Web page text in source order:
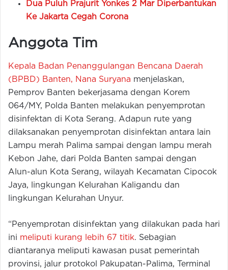
Dua Puluh Prajurit Yonkes 2 Mar Diperbantukan
Ke Jakarta Cegah Corona
Anggota Tim
Kepala Badan Penanggulangan Bencana Daerah
(BPBD) Banten, Nana Suryana menjelaskan,
Pemprov Banten bekerjasama dengan Korem
064/MY, Polda Banten melakukan penyemprotan
disinfektan di Kota Serang. Adapun rute yang
dilaksanakan penyemprotan disinfektan antara lain
Lampu merah Palima sampai dengan lampu merah
Kebon Jahe, dari Polda Banten sampai dengan
Alun-alun Kota Serang, wilayah Kecamatan Cipocok
Jaya, lingkungan Kelurahan Kaligandu dan
lingkungan Kelurahan Unyur.
“Penyemprotan disinfektan yang dilakukan pada hari
ini meliputi kurang lebih 67 titik. Sebagian
diantaranya meliputi kawasan pusat pemerintah
provinsi, jalur protokol Pakupatan-Palima, Terminal